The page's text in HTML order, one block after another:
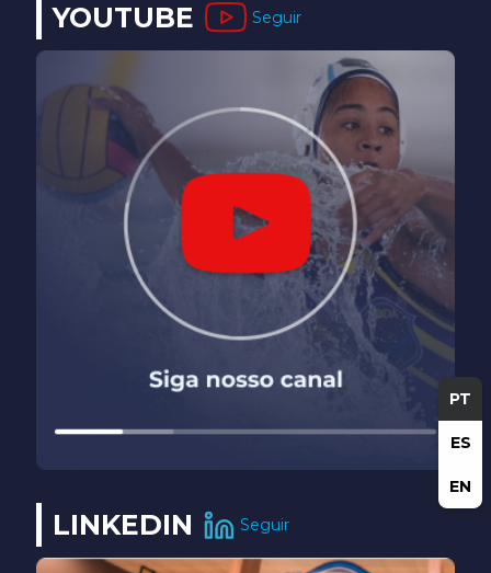
PT
ES
EN
YOUTUBE Seguir
LINKEDIN Seguir